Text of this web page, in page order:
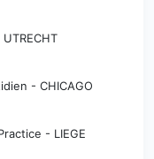
- CHICAGO
- LIEGE